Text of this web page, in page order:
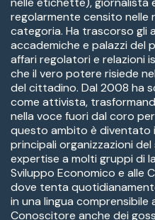
regolarmente censito nelle
categoria. Ha trascorso gli
accademiche e palazzi del
affari regolatori e relazioni
che il vero potere risiede
del cittadino. Dal 2008 ha
come attivista,
nella voce fuori dal coro
questo ambito è diventato
principali organizzazioni
expertise a molti gruppi di
Sviluppo Economico e alle
dove tenta
in una lingua comprensibile
Conoscitore anche dei